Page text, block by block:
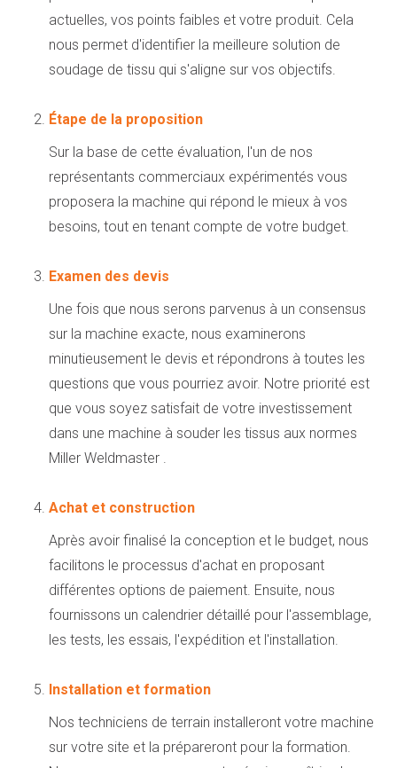
actuelles, vos points faibles et votre produit. Cela
nous permet d'identifier la meilleure solution de
soudage de tissu qui s'aligne sur vos objectifs.
Étape de la proposition
Sur la base de cette évaluation, l'un de nos
représentants commerciaux expérimentés vous
proposera la machine qui répond le mieux à vos
besoins, tout en tenant compte de votre budget.
Examen des devis
Une fois que nous serons parvenus à un consensus
sur la machine exacte, nous examinerons
minutieusement le devis et répondrons à toutes les
questions que vous pourriez avoir. Notre priorité est
que vous soyez satisfait de votre investissement
dans une machine à souder les tissus aux normes
Miller Weldmaster .
Achat et construction
Après avoir finalisé la conception et le budget, nous
facilitons le processus d'achat en proposant
différentes options de paiement. Ensuite, nous
fournissons un calendrier détaillé pour l'assemblage,
les tests, les essais, l'expédition et l'installation.
Installation et formation
Nos techniciens de terrain installeront votre machine
sur votre site et la prépareront pour la formation.